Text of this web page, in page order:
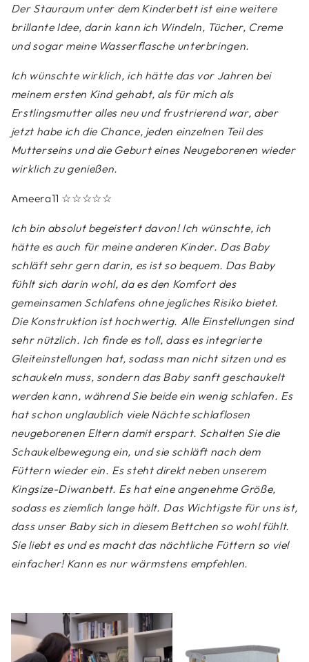
Der Stauraum unter dem Kinderbett ist eine weitere
brillante Idee, darin kann ich Windeln, Tücher, Creme
und sogar meine Wasserflasche unterbringen.
Ich wünschte wirklich, ich hätte das vor Jahren bei
meinem ersten Kind gehabt, als für mich als
Erstlingsmutter alles neu und frustrierend war, aber
jetzt habe ich die Chance, jeden einzelnen Teil des
Mutterseins und die Geburt eines Neugeborenen wieder
wirklich zu genießen.
Ameera11 ☆☆☆☆☆
Ich bin absolut begeistert davon! Ich wünschte, ich
hätte es auch für meine anderen Kinder. Das Baby
schläft sehr gern darin, es ist so bequem. Das Baby
fühlt sich darin wohl, da es den Komfort des
gemeinsamen Schlafens ohne jegliches Risiko bietet.
Die Konstruktion ist hochwertig. Alle Einstellungen sind
sehr nützlich. Ich finde es toll, dass es integrierte
Gleiteinstellungen hat, sodass man nicht sitzen und es
schaukeln muss, sondern das Baby sanft geschaukelt
werden kann, während Sie beide ein wenig schlafen. Es
hat schon unglaublich viele Nächte schlaflosen
neugeborenen Eltern damit erspart. Schalten Sie die
Schaukelbewegung ein, und sie schläft nach dem
Füttern wieder ein. Es steht direkt neben unserem
Kingsize-Diwanbett. Es hat eine angenehme Größe,
sodass es ziemlich lange hält. Das Wichtigste für uns ist,
dass unser Baby sich in diesem Bettchen so wohl fühlt.
Sie liebt es und es macht das nächtliche Füttern so viel
einfacher! Kann es nur wärmstens empfehlen.